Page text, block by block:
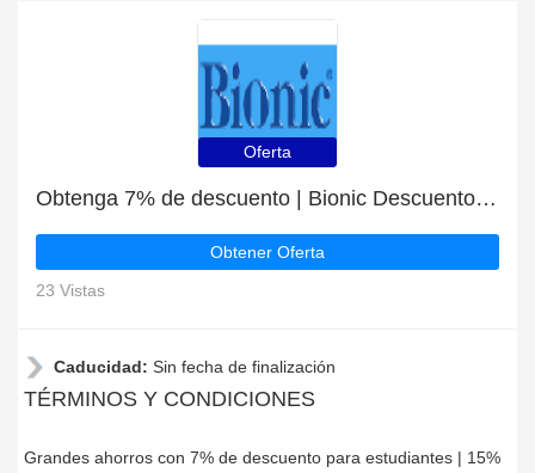
Oferta
Obtenga 7% de descuento | Bionic Descuentos para estudiantes
Obtener Oferta
23 Vistas
Caducidad: Sin fecha de finalización
TÉRMINOS Y CONDICIONES
Grandes ahorros con 7% de descuento para estudiantes | 15%